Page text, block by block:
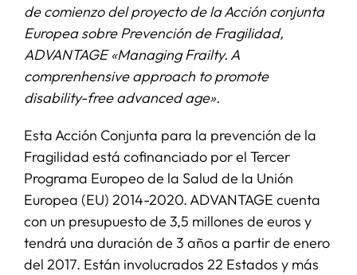
PROYECTOS/COLABORACIONES
SERVICIOS
APOYO I+D+I
NOTICIAS
de comienzo del proyecto de la Acción conjunta
Europea sobre Prevención de Fragilidad,
ADVANTAGE «Managing Frailty. A
comprenhensive approach to promote
disability-free advanced age».
Esta Acción Conjunta para la prevención de la
Fragilidad está cofinanciado por el Tercer
Programa Europeo de la Salud de la Unión
Europea (EU) 2014-2020. ADVANTAGE cuenta
con un presupuesto de 3,5 millones de euros y
tendrá una duración de 3 años a partir de enero
del 2017. Están involucrados 22 Estados y más